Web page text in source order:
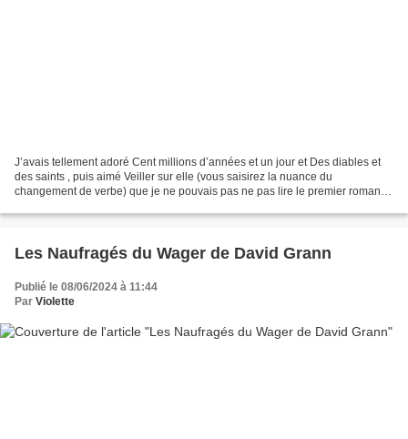
J’avais tellement adoré Cent millions d’années et un jour et Des diables et
des saints , puis aimé Veiller sur elle (vous saisirez la nuance du
changement de verbe) que je ne pouvais pas ne pas lire le premier roman
Les Naufragés du Wager de David Grann
Publié le 08/06/2024 à 11:44
Par Violette